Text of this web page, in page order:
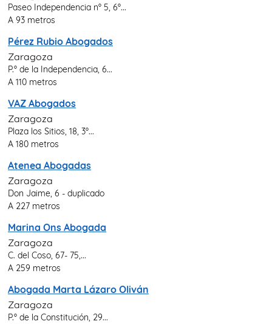
Paseo Independencia nº 5, 6º...
A 93 metros
Pérez Rubio Abogados
Zaragoza
P.º de la Independencia, 6...
A 110 metros
VAZ Abogados
Zaragoza
Plaza los Sitios, 18, 3º...
A 180 metros
Atenea Abogadas
Zaragoza
Don Jaime, 6 - duplicado
A 227 metros
Marina Ons Abogada
Zaragoza
C. del Coso, 67- 75,...
A 259 metros
Abogada Marta Lázaro Oliván
Zaragoza
P.º de la Constitución, 29...